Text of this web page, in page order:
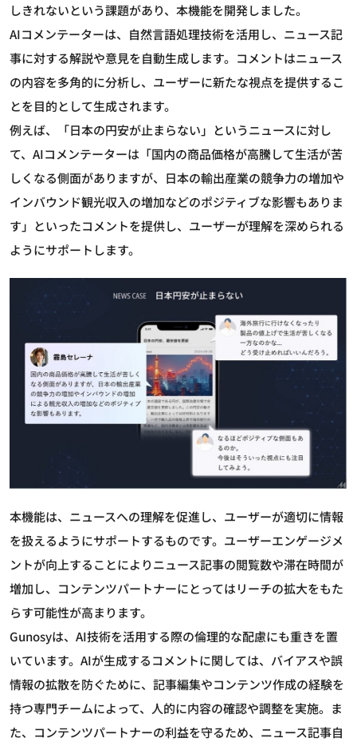
しきれないという課題があり、本機能を開発しました。
AIコメンテーターは、自然言語処理技術を活用し、ニュース記
事に対する解説や意見を自動生成します。コメントはニュース
の内容を多角的に分析し、ユーザーに新たな視点を提供するこ
とを目的として生成されます。
例えば、「日本の円安が止まらない」というニュースに対し
て、AIコメンテーターは「国内の商品価格が高騰して生活が苦
しくなる側面がありますが、日本の輸出産業の競争力の増加や
インバウンド観光収入の増加などのポジティブな影響もありま
す」といったコメントを提供し、ユーザーが理解を深められる
ようにサポートします。
本機能は、ニュースへの理解を促進し、ユーザーが適切に情報
を扱えるようにサポートするものです。ユーザーエンゲージメ
ントが向上することによりニュース記事の閲覧数や滞在時間が
増加し、コンテンツパートナーにとってはリーチの拡大をもた
らす可能性が高まります。
Gunosyは、AI技術を活用する際の倫理的な配慮にも重きを置
いています。AIが生成するコメントに関しては、バイアスや誤
情報の拡散を防ぐために、記事編集やコンテンツ作成の経験を
持つ専門チームによって、人的に内容の確認や調整を実施。ま
た、コンテンツパートナーの利益を守るため、ニュース記事自